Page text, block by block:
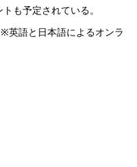
も予定されている。
英語と日本語によるオンラ